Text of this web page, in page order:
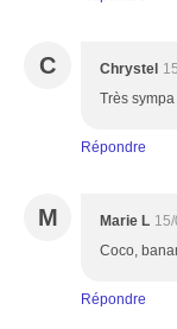
C Chrystel
Très
Répondre
M Marie L
Coco,
Répondre